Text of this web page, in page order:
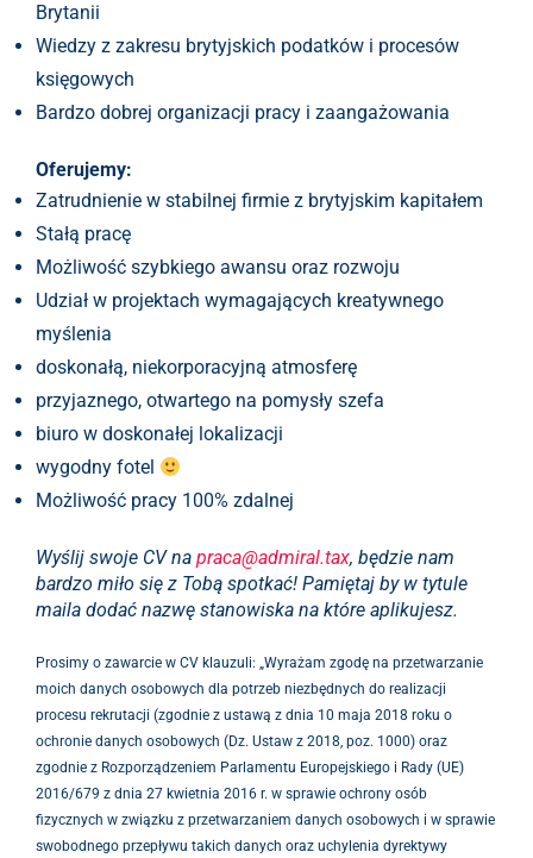
Brytanii
Wiedzy z zakresu brytyjskich podatków i procesów
księgowych
Bardzo dobrej organizacji pracy i zaangażowania
Oferujemy:
Zatrudnienie w stabilnej firmie z brytyjskim kapitałem
Stałą pracę
Możliwość szybkiego awansu oraz rozwoju
Udział w projektach wymagających kreatywnego
myślenia
doskonałą, niekorporacyjną atmosferę
przyjaznego, otwartego na pomysły szefa
biuro w doskonałej lokalizacji
wygodny fotel
Możliwość pracy 100% zdalnej
Wyślij swoje CV na praca@admiral.tax, będzie nam
bardzo miło się z Tobą spotkać! Pamiętaj by w tytule
maila dodać nazwę stanowiska na które aplikujesz.
Prosimy o zawarcie w CV klauzuli: „Wyrażam zgodę na przetwarzanie
moich danych osobowych dla potrzeb niezbędnych do realizacji
procesu rekrutacji (zgodnie z ustawą z dnia 10 maja 2018 roku o
ochronie danych osobowych (Dz. Ustaw z 2018, poz. 1000) oraz
zgodnie z Rozporządzeniem Parlamentu Europejskiego i Rady (UE)
2016/679 z dnia 27 kwietnia 2016 r. w sprawie ochrony osób
fizycznych w związku z przetwarzaniem danych osobowych i w sprawie
swobodnego przepływu takich danych oraz uchylenia dyrektywy